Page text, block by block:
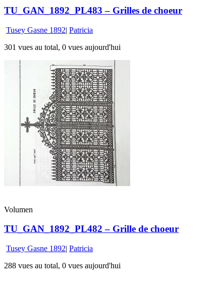
TU_GAN_1892_PL483 – Grilles de choeur
Tusey Gasne 1892| Patricia
301 vues au total, 0 vues aujourd'hui
Volumen
TU_GAN_1892_PL482 – Grille de choeur
Tusey Gasne 1892| Patricia
288 vues au total, 0 vues aujourd'hui